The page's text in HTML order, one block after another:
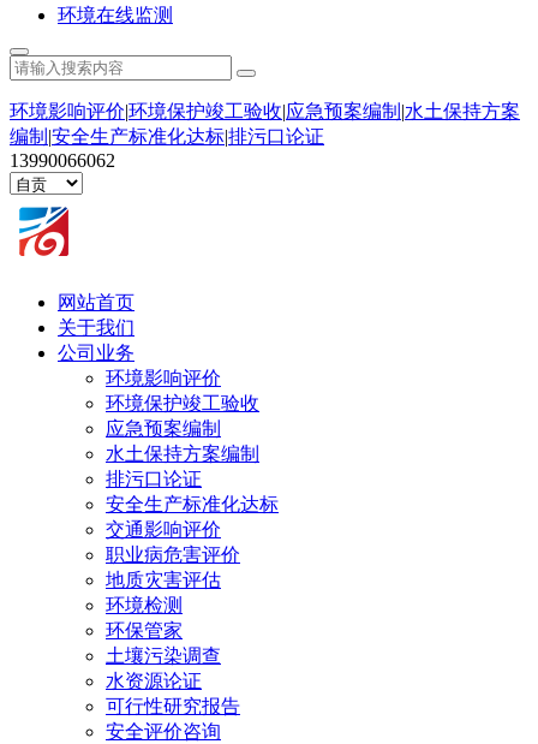
环境在线监测
环境影响评价|环境保护竣工验收|应急预案编制 |水土保持方案
编制 |安全生产标准化达标|排污口论证
13990066062
网站首页
关于我们
公司业务
环境影响评价
环境保护竣工验收
应急预案编制
水土保持方案编制
排污口论证
安全生产标准化达标
交通影响评价
职业病危害评价
地质灾害评估
环境检测
环保管家
土壤污染调查
水资源论证
可行性研究报告
安全评价咨询